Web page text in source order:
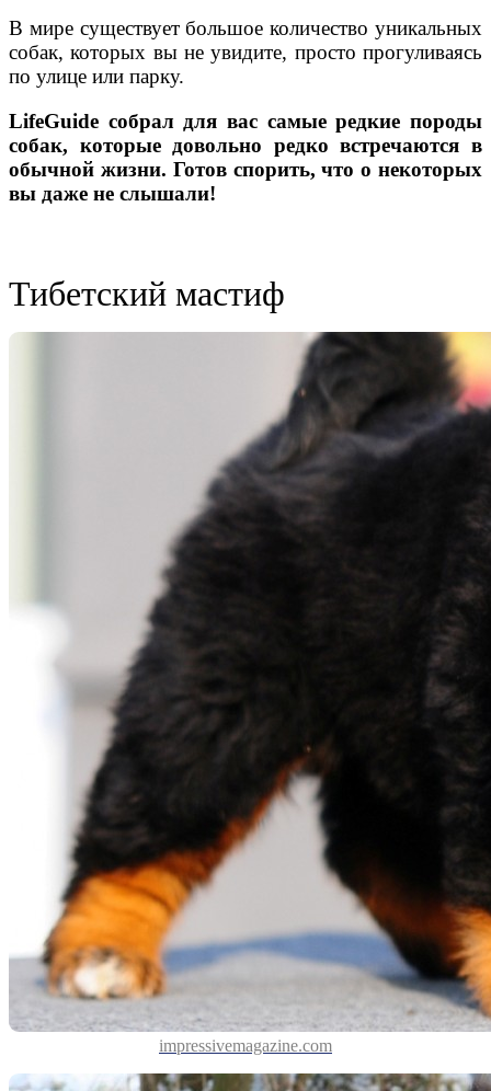
В мире существует большое количество уникальных
собак, которых вы не увидите, просто прогуливаясь
по улице или парку.
LifeGuide собрал для вас самые редкие породы
собак, которые довольно редко встречаются в
обычной жизни. Готов спорить, что о некоторых
вы даже не слышали!
Тибетский мастиф
impressivemagazine.com